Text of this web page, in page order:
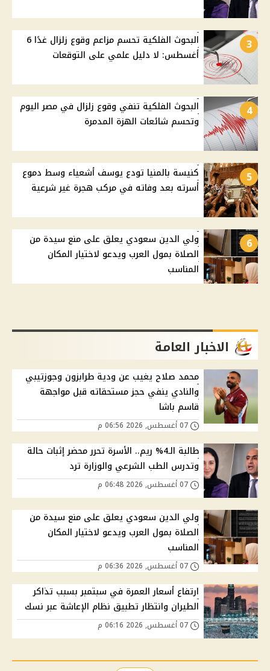
3
البحوث الفلكية تحسم مزاعم وقوع زلزال غدًا 6
أغسطس: لا دليل علمي على التوقعات
4
البحوث الفلكية تنفي وقوع زلزال في مصر اليوم
وتحسم شائعات الهزة المدمرة
5
كنيسة بالمنيا تودع يوسف أشعياء وسط دموع
أسرته بعد وفاته في مركب هجرة غير شرعية
6
ولي الدين سعودي يعلق على منع سيدة من
الصلاة بمول العرب ويدعو لاختيار المكان
المناسب
الاخبار العامة
محمد صلاح يغيب عن ودية طرابزون وجوزتيبي
والنادي ينفي حجز مستحقاته قبل مواجهة
قاسم باشا
طالبة الـ4% ريم.. الأسرة تحرر محضر إثبات حالة
وتدرس الطب الشرعي والوزارة ترد
ولي الدين سعودي يعلق على منع سيدة من
الصلاة بمول العرب ويدعو لاختيار المكان
المناسب
ارتفاع أسعار العمرة في سبتمبر بسبب تذاكر
الطيران وانتظار تطبيق نظام الإعاشة عبر نسك